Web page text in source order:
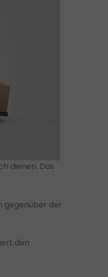
dienen. Das
gegenüber der
den